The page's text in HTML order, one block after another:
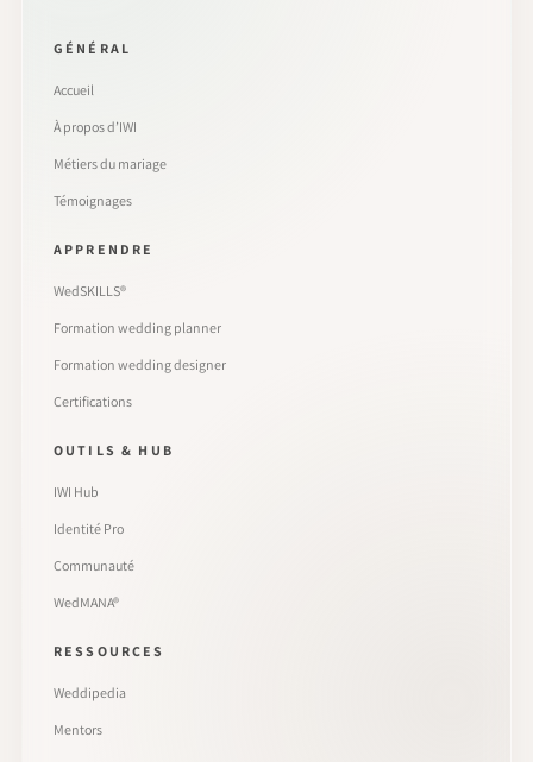
GÉNÉRAL
Accueil
À propos d’IWI
Métiers du mariage
Témoignages
APPRENDRE
WedSKILLS®
Formation wedding planner
Formation wedding designer
Certifications
OUTILS & HUB
IWI Hub
Identité Pro
Communauté
WedMANA®
RESSOURCES
Weddipedia
Mentors